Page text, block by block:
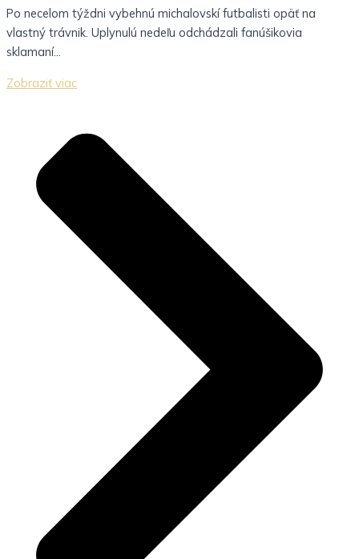
Po necelom týždni vybehnú michalovskí futbalisti opäť na
vlastný trávnik. Uplynulú nedeľu odchádzali fanúšikovia
sklamaní...
Zobraziť viac